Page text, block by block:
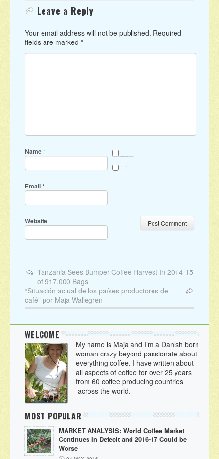
Leave a Reply
Your email address will not be published. Required
fields are marked *
Name*
Email*
Website
Tanzania Sees Bumper Coffee Harvest In 2014-15
of 917,000 Bags
“Situación actual de los países productores de
café” por Maja Wallegren
WELCOME
My name is Maja and I’m a Danish born
woman crazy beyond passionate about
everything coffee. I have written about
all aspects of coffee for over 25 years
from 60 coffee producing countries
across the world.
MOST POPULAR
MARKET ANALYSIS: World Coffee Market
Continues In Defecit and 2016-17 Could be
Worse